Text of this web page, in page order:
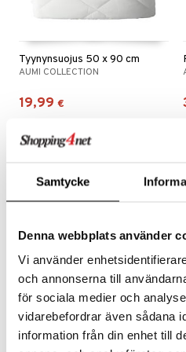
Samtycke
Denna webbplats använder
Vi använder
och annonserna till
för sociala medier och
vidarebefordrar även sådana
information från din enhet till
Tyynynsuojus 50 x 90 cm
AUMI COLLECTION
19,99 €
Kuitupeitto 230 x 220 cm
AUMI COLLECTION